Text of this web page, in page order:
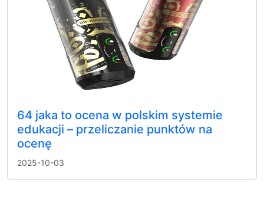
64 jaka to ocena w polskim systemie
edukacji – przeliczanie punktów na
ocenę
2025-10-03